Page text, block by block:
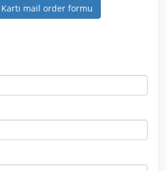
mail order formu